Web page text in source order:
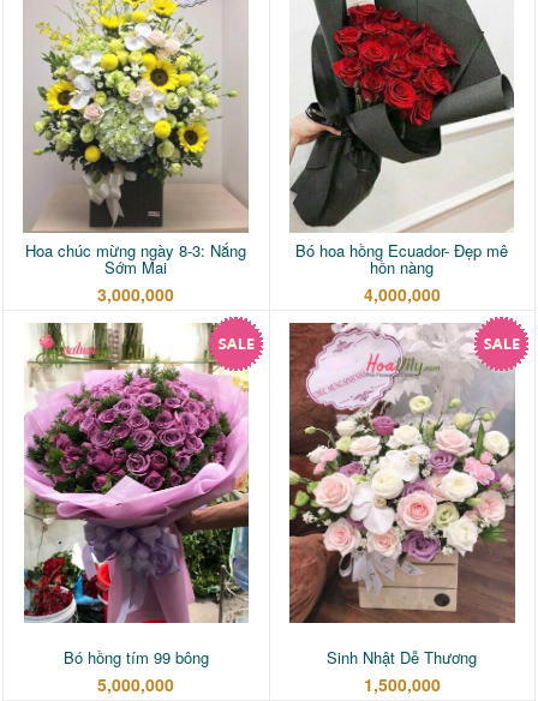
Hoa chúc mừng ngày 8-3: Nắng
Sớm Mai
3,000,000
Bó hoa hồng Ecuador- Đẹp mê
hồn nàng
4,000,000
Bó hồng tím 99 bông
5,000,000
Sinh Nhật Dễ Thương
1,500,000